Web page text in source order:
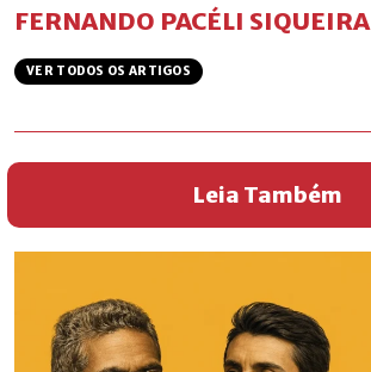
FERNANDO PACÉLI SIQUEIRA
VER TODOS OS ARTIGOS
Leia Também